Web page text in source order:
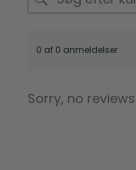
0 af 0 anmeldelser
Sorry, no